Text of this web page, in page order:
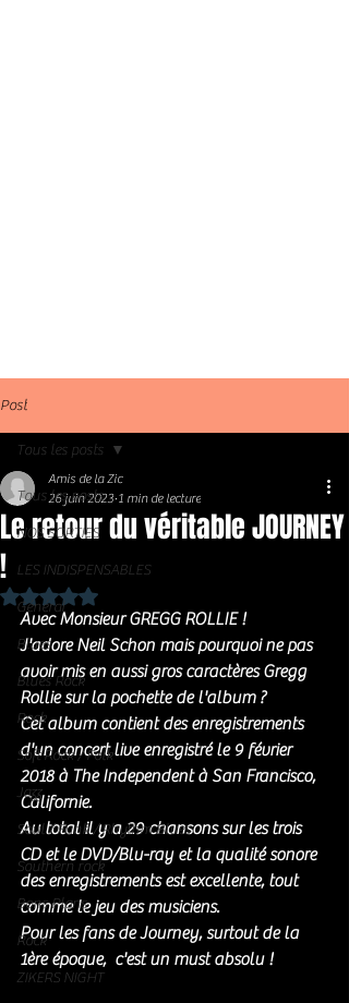
Post
Tous les posts
NOS SORTIES
LES INDISPENSABLES
Général
Blues
Blues Rock
Rock
Soft Rock / Folk
Jazz
Soul / Funk / Rhythm Blues
Southern rock
Bons Plans
Rock
ZIKERS NIGHT
Tous les posts
Le retour du véritable JOURNEY
!
Amis de la Zic
26 juin 2023 1 min de lecture
Noté NaN étoiles sur 5.
Avec Monsieur GREGG ROLLIE !
J'adore Neil Schon mais pourquoi ne pas
avoir mis en aussi gros caractères Gregg
Rollie sur la pochette de l'album ?
Cet album contient des enregistrements
d'un concert live enregistré le 9 février
2018 à The Independent à San Francisco,
Californie.
Au total il y a 29 chansons sur les trois
CD et le DVD/Blu-ray et la qualité sonore
des enregistrements est excellente, tout
comme le jeu des musiciens.
Pour les fans de Journey, surtout de la
1ère époque,  c'est un must absolu !